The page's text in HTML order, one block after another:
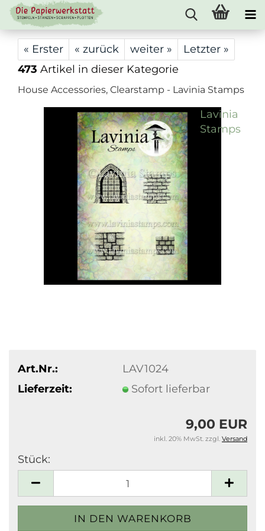
« Erster « zurück weiter »
Letzter »
473 Artikel in dieser Kategorie
House Accessories, Clearstamp - Lavinia Stamps
Lavinia
Stamps
Art.Nr.:
LAV1024
Lieferzeit:
Sofort lieferbar
9,00 EUR
inkl. 20% MwSt. zzgl. Versand
Stück: